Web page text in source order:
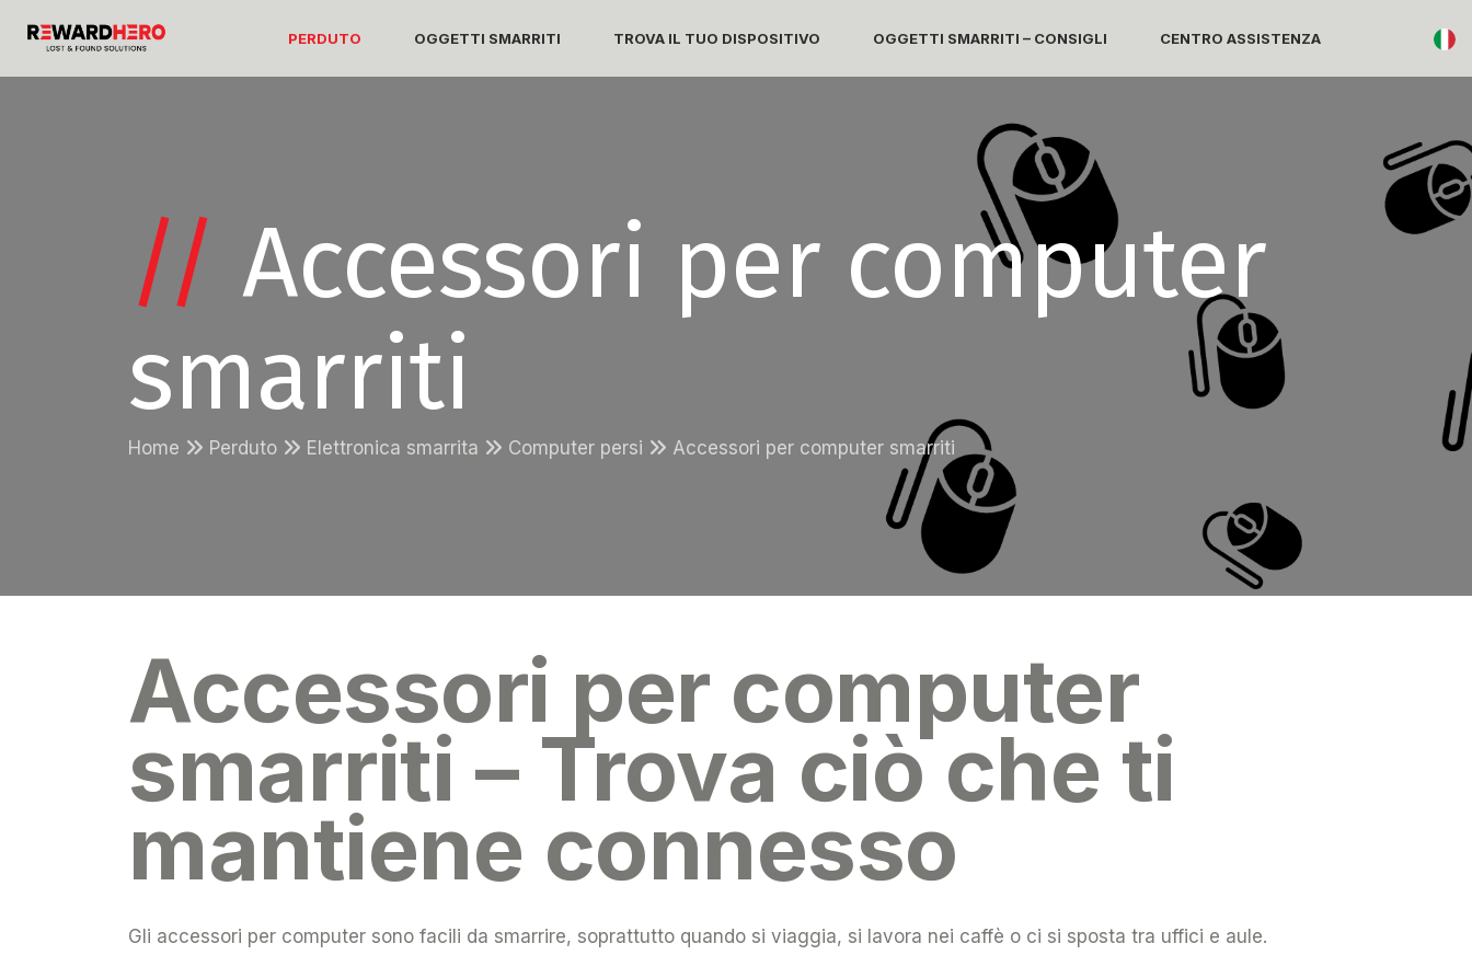
PERDUTO OGGETTI SMARRITI TROVA IL TUO DISPOSITIVO OGGETTI SMARRITI – CONSIGLI CENTRO ASSISTENZA
// Accessori per computer
smarriti
Home Perduto Elettronica smarrita Computer persi Accessori per computer smarriti
Accessori per computer
smarriti – Trova ciò che ti
mantiene connesso
Gli accessori per computer sono facili da smarrire, soprattutto quando si viaggia, si lavora nei caffè o ci si sposta tra uffici e aule.